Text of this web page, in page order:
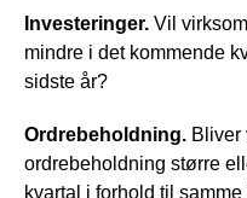
Investeringer. Vil
mindre i det kommende
sidste år?
Ordrebeholdning. Bliver
ordrebeholdning større
kvartal i forhold til